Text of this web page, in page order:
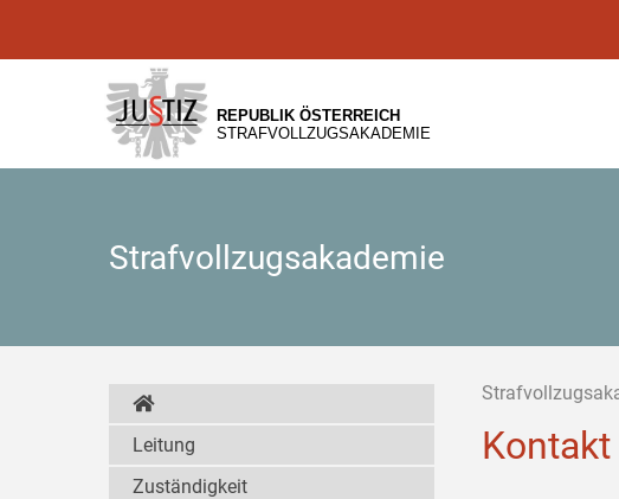
[1]
[2]
[3]
REPUBLIK ÖSTERREICH
STRAFVOLLZUGSAKADEMIE
Strafvollzugsakademie
Kontakt
Leitung
Zuständigkeit